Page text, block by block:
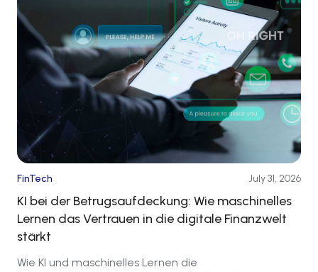
FinTech July 31, 2026
KI bei der Betrugsaufdeckung: Wie maschinelles
Lernen das Vertrauen in die digitale Finanzwelt
stärkt
Wie KI und maschinelles Lernen die